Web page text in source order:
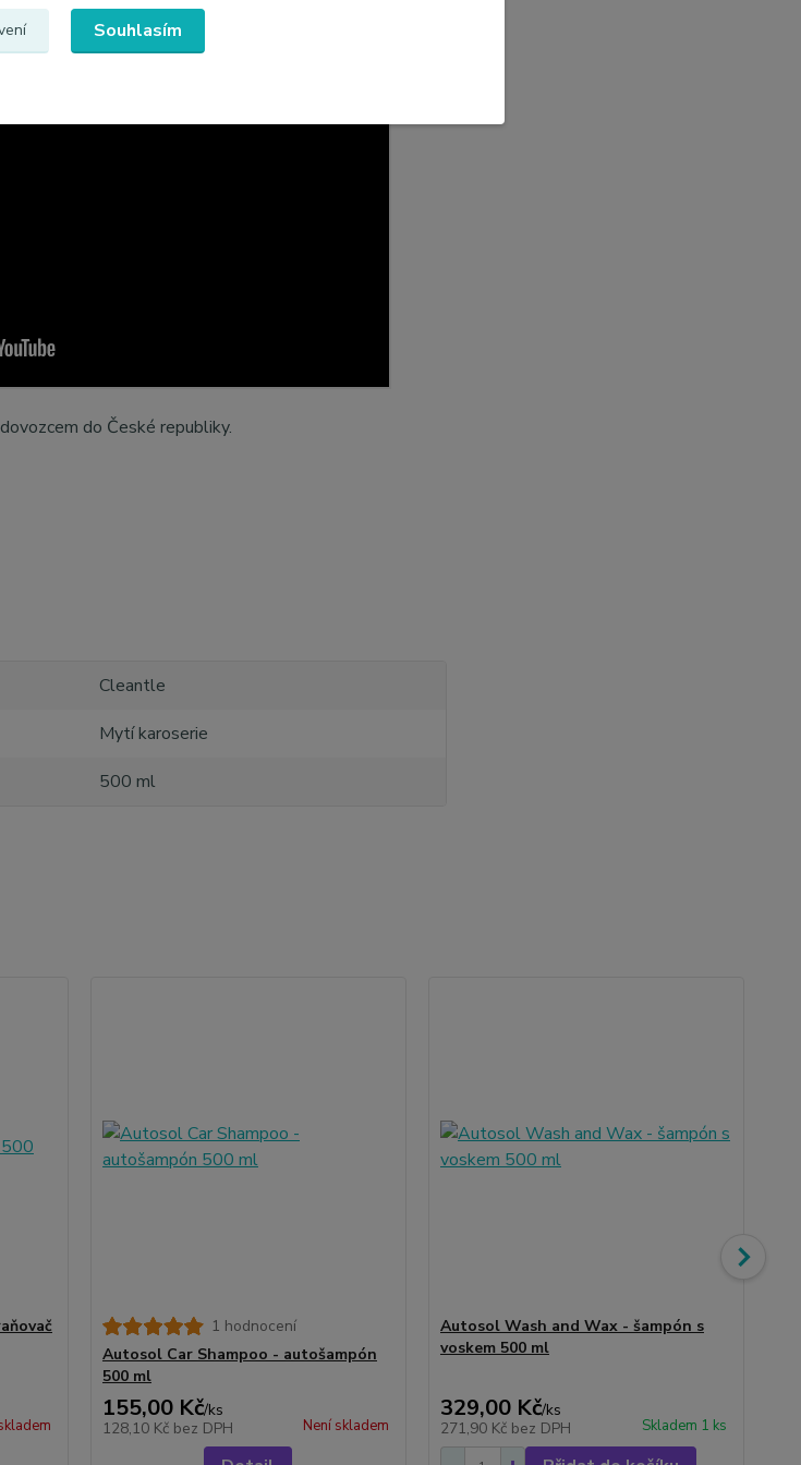
do České republiky.
Cleantle
Mytí karoserie
500 ml
1 hodnocení
Autosol Car Shampoo - autošampón
500 ml
155,00 Kč/ks
128,10 Kč bez DPH Není skladem
Autosol Wash and Wax - šampón s
voskem 500 ml
329,00 Kč/ks
271,90 Kč bez DPH Skladem 1 ks
Souhlasím